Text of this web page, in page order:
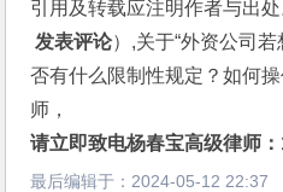
引用及转载应注明作者与出处
发表评论）,关于“外资公司
否有什么限制性规定？如何
师，
请立即致电杨春宝高级律师
最后编辑于： 2024-05-12 22:37